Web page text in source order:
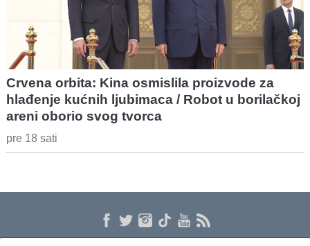
Crvena orbita: Kina osmislila proizvode za
hlađenje kućnih ljubimaca / Robot u borilačkoj
areni oborio svog tvorca
pre 18 sati